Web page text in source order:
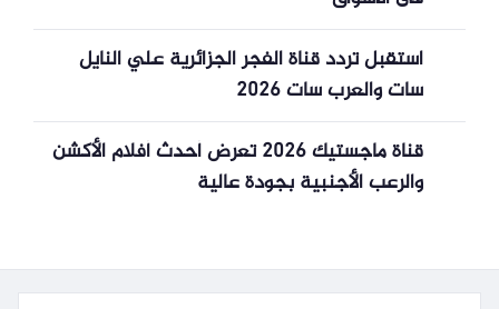
استقبل تردد قناة الفجر الجزائرية علي النايل
سات والعرب سات 2026
قناة ماجستيك 2026 تعرض أحدث أفلام الأكشن
والرعب الأجنبية بجودة عالية